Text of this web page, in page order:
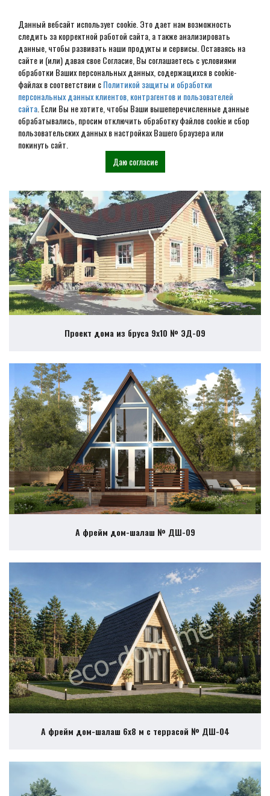
Данный вебсайт использует cookie. Это дает нам возможность
следить за корректной работой сайта, а также анализировать
данные, чтобы развивать наши продукты и сервисы. Оставаясь на
сайте и (или) давая свое Согласие, Вы соглашаетесь с условиями
обработки Ваших персональных данных, содержащихся в cookie-
файлах в соответствии сПолитикой защиты и обработки
персональных данных клиентов, контрагентов и пользователей
сайта . Если Вы не хотите, чтобы Ваши вышеперечисленные данные
обрабатывались, просим отключить обработку файлов cookie и сбор
пользовательских данных в настройках Вашего браузера или
покинуть сайт.
Даю согласие
Дом из бруса под ключ в
Щекино
Наши проекты
Проект дома из бруса 9х10 № ЭД-09
А фрейм дом-шалаш № ДШ-09
А фрейм дом-шалаш 6х8 м с террасой № ДШ-04